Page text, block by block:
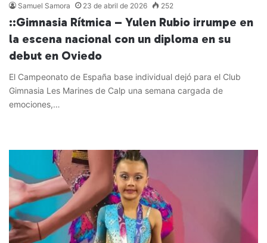
Samuel Samora 23 de abril de 2026 252
::Gimnasia Rítmica – Yulen Rubio irrumpe en
la escena nacional con un diploma en su
debut en Oviedo
El Campeonato de España base individual dejó para el Club
Gimnasia Les Marines de Calp una semana cargada de
emociones,…